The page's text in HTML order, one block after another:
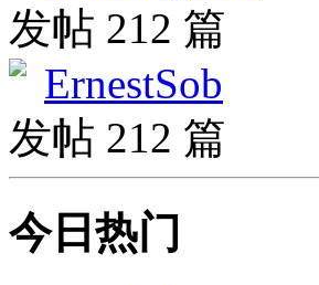
发帖 212 篇
ErnestSob
发帖 212 篇
今日热门